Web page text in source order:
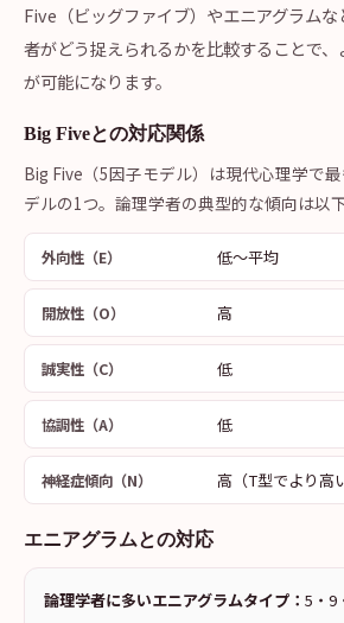
Five（ビッグファイブ）やエニアグラム
者がどう捉えられるかを比較することで
が可能になります。
Big Fiveとの対応関係
Big Five（5因子モデル）は現代心理学で
デルの1つ。論理学者の典型的な傾向は以
外向性（E） 低〜平均
開放性（O） 高
誠実性（C） 低
協調性（A） 低
神経症傾向（N） 高（T型でより高
エニアグラムとの対応
論理学者に多いエニアグラムタイプ： 5・9